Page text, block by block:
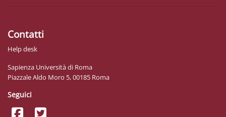
Contatti
Help desk
Sapienza Università di Roma
Piazzale Aldo Moro 5, 00185 Roma
Seguici